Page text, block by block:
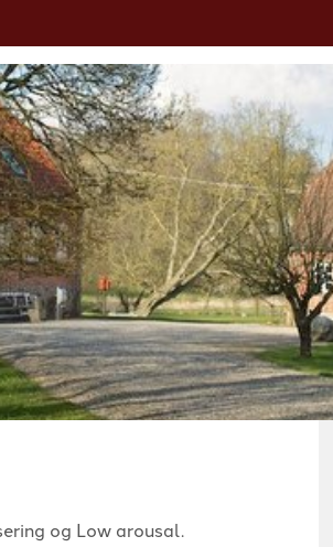
og Low arousal.